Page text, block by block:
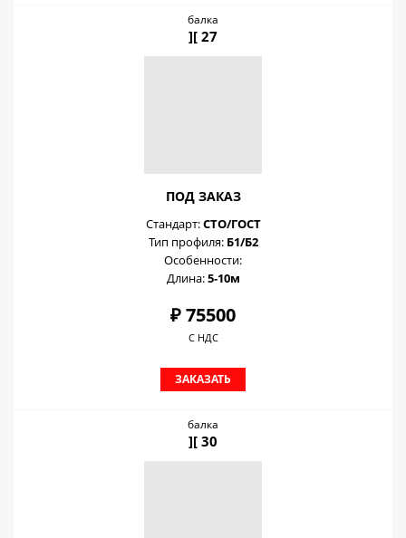
балка
][ 27
ПОД ЗАКАЗ
Стандарт:СТО/ГОСТ
Тип профиля: Б1/Б2
Особенности:
Длина:5-10м
₽ 75500
С НДС
ЗАКАЗАТЬ
балка
][ 30